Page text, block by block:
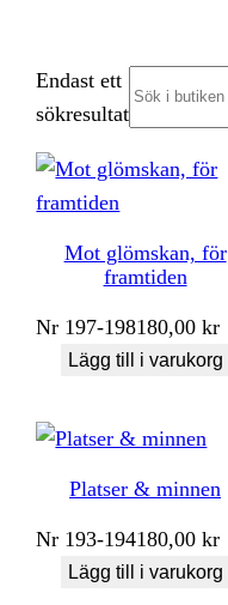
Endast ett
sökresultat
Mot glömskan, för
framtiden
Nr 197-198180,00kr
Lägg till i varukorg
Platser & minnen
Nr 193-194180,00kr
Lägg till i varukorg